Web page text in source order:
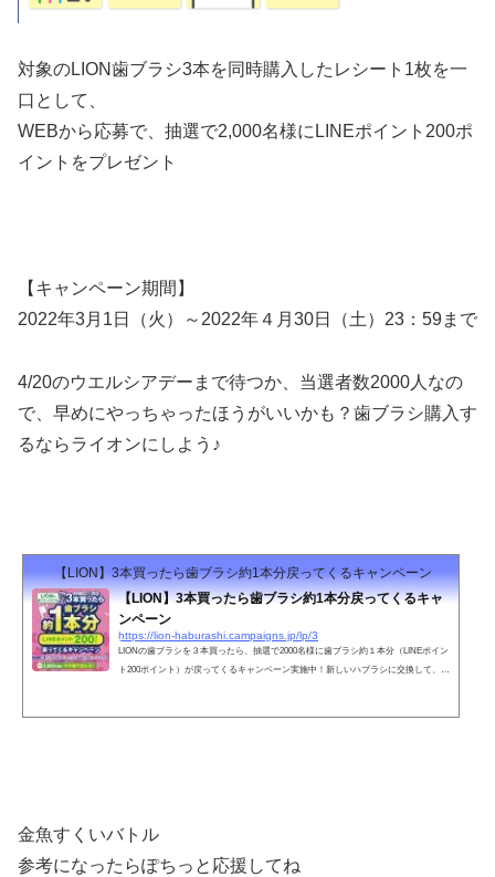
対象のLION歯ブラシ3本を同時購入したレシート1枚を一
口として、
WEBから応募で、抽選で2,000名様にLINEポイント200ポ
イントをプレゼント
【キャンペーン期間】
2022年3月1日（火）～2022年４月30日（土）23：59まで
4/20のウエルシアデーまで待つか、当選者数2000人なの
で、早めにやっちゃったほうがいいかも？歯ブラシ購入す
るならライオンにしよう♪
【LION】3本買ったら歯ブラシ約1本分戻ってくるキャンペーン
【LION】3本買ったら歯ブラシ約1本分戻ってくるキャ
ンペーン
https://lion-haburashi.campaigns.jp/lp/3
LIONの歯ブラシを３本買ったら、抽選で2000名様に歯ブラシ約１本分（LINEポイン
ト200ポイント）が戻ってくるキャンペーン実施中！新しいハブラシに交換して、新
金魚すくいバトル
参考になったらぽちっと応援してね